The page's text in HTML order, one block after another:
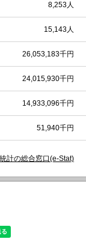
8,253人
15,143人
26,053,183千円
24,015,930千円
14,933,096千円
51,940千円
計の総合窓口(e-Stat)